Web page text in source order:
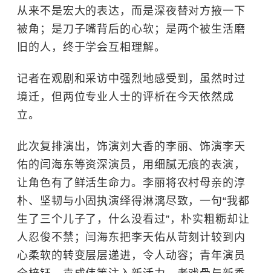
从来不是宏大的表达，而是深夜替对方掖一下
被角；是刀子嘴背后的心软；是两个被生活磨
旧的人，终于学会互相理解。
记者在观剧和采访中强烈地感受到，虽然时过
境迁，但两位专业人士的评析在今天依然成
立。
此次复排演出，饰演刘大香的李丽、饰演李天
佑的闫海东等资深演员，用细腻无痕的表演，
让角色有了鲜活生命力。李丽将农村母亲的淳
朴、坚韧与小固执演绎得淋漓尽致，一句“我都
生了三个儿子了，什么没看过”，朴实粗粝却让
人忍俊不禁；闫海东把李天佑从苛刻计较到内
心柔软的转变层层递进，令人动容；青年演员